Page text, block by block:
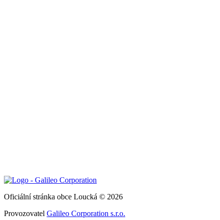
Oficiální stránka obce Loucká © 2026
Provozovatel Galileo Corporation s.r.o.